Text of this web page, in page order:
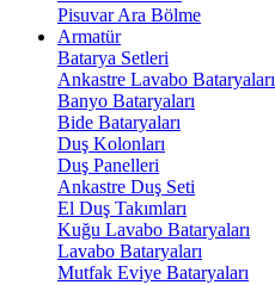
Pisuvar Ara Bölme
Armatür
Batarya Setleri
Ankastre Lavabo Bataryaları
Banyo Bataryaları
Bide Bataryaları
Duş Kolonları
Duş Panelleri
Ankastre Duş Seti
El Duş Takımları
Kuğu Lavabo Bataryaları
Lavabo Bataryaları
Mutfak Eviye Bataryaları